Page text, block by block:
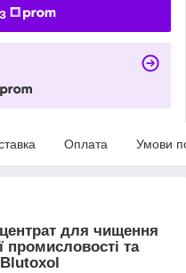
Оплата Умови
для чищення
промисловості та
Blutoxol